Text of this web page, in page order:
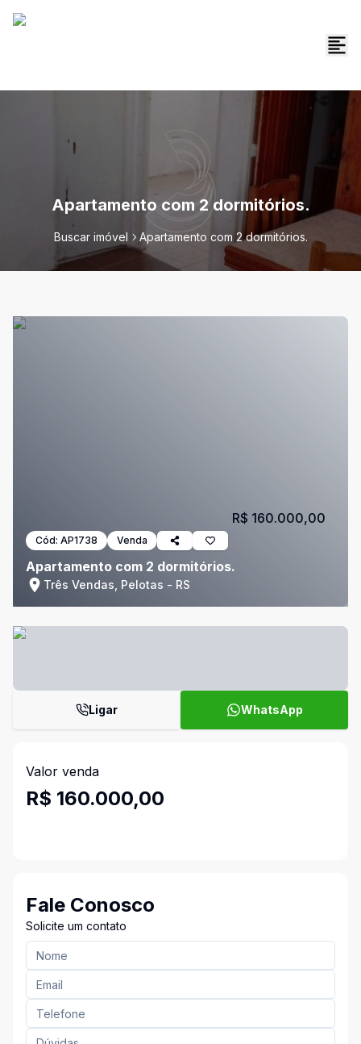
Apartamento com 2 dormitórios.
Buscar imóvel Apartamento com 2 dormitórios.
Cód: AP1738 Venda
Apartamento com 2 dormitórios.
Três Vendas, Pelotas - RS
R$ 160.000,00
Ligar WhatsApp
Valor venda
R$ 160.000,00
Fale Conosco
Solicite um contato